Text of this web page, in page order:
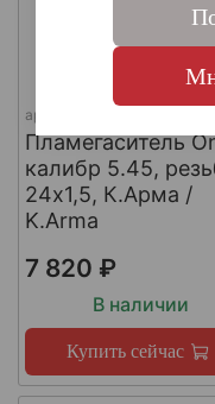
арт.
Пламегаситель
калибр 5.45,
24х1,5, К.Арма /
K.Arma
7 820 ₽
В наличии
Купить сейчас